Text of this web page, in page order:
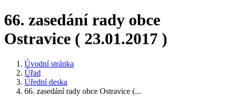
66. zasedání rady obce
Ostravice ( 23.01.2017 )
Úvodní stránka
Úřad
Úřední deska
66. zasedání rady obce Ostravice (...